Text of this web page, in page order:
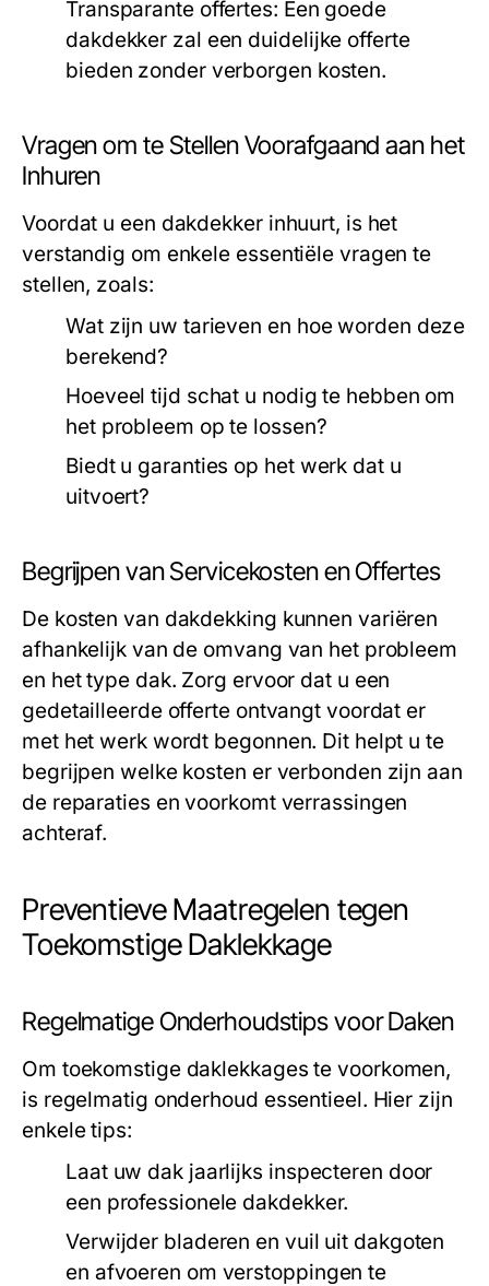
Transparante offertes: Een goede
dakdekker zal een duidelijke offerte
bieden zonder verborgen kosten.
Vragen om te Stellen Voorafgaand aan het
Inhuren
Voordat u een dakdekker inhuurt, is het
verstandig om enkele essentiële vragen te
stellen, zoals:
Wat zijn uw tarieven en hoe worden deze
berekend?
Hoeveel tijd schat u nodig te hebben om
het probleem op te lossen?
Biedt u garanties op het werk dat u
uitvoert?
Begrijpen van Servicekosten en Offertes
De kosten van dakdekking kunnen variëren
afhankelijk van de omvang van het probleem
en het type dak. Zorg ervoor dat u een
gedetailleerde offerte ontvangt voordat er
met het werk wordt begonnen. Dit helpt u te
begrijpen welke kosten er verbonden zijn aan
de reparaties en voorkomt verrassingen
achteraf.
Preventieve Maatregelen tegen
Toekomstige Daklekkage
Regelmatige Onderhoudstips voor Daken
Om toekomstige daklekkages te voorkomen,
is regelmatig onderhoud essentieel. Hier zijn
enkele tips:
Laat uw dak jaarlijks inspecteren door
een professionele dakdekker.
Verwijder bladeren en vuil uit dakgoten
en afvoeren om verstoppingen te